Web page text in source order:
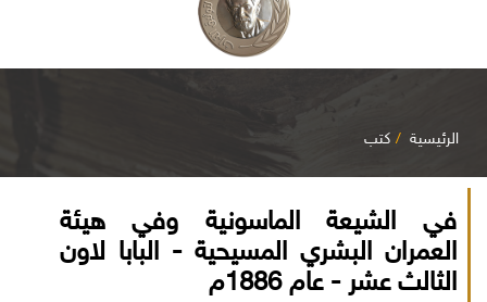
الرئيسية كتب
في الشيعة الماسونية وفي هيئة
العمران البشري المسيحية - البابا لاون
الثالث عشر - عام 1886م